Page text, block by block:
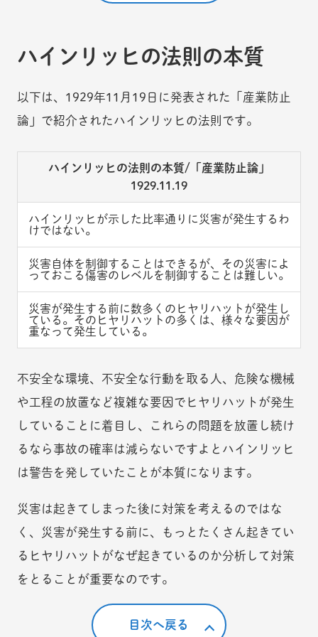
ハインリッヒの法則の本質
以下は、1929年11月19日に発表された「産業防止
論」で紹介されたハインリッヒの法則です。
ハインリッヒの法則の本質/「産業防止論」
1929.11.19
ハインリッヒが示した比率通りに災害が発生するわ
けではない。
災害自体を制御することはできるが、その災害によ
っておこる傷害のレベルを制御することは難しい。
災害が発生する前に数多くのヒヤリハットが発生し
ている。そのヒヤリハットの多くは、様々な要因が
重なって発生している。
不安全な環境、不安全な行動を取る人、危険な機械
や工程の放置など複雑な要因でヒヤリハットが発生
していることに着目し、これらの問題を放置し続け
るなら事故の確率は減らないですよとハインリッヒ
は警告を発していたことが本質になります。
災害は起きてしまった後に対策を考えるのではな
く、災害が発生する前に、もっとたくさん起きてい
るヒヤリハットがなぜ起きているのか分析して対策
をとることが重要なのです。
目次へ戻る